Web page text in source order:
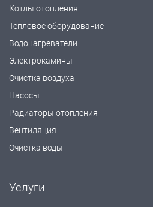
Котлы отопления
Тепловое оборудование
Водонагреватели
Электрокамины
Очистка воздуха
Насосы
Радиаторы отопления
Вентиляция
Очистка воды
Услуги